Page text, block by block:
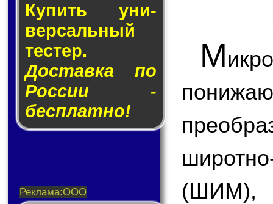
Купить уни­
вер­саль­ный
тес­тер.
Доставка по
России -
бесплатно!
М
(ШИМ),